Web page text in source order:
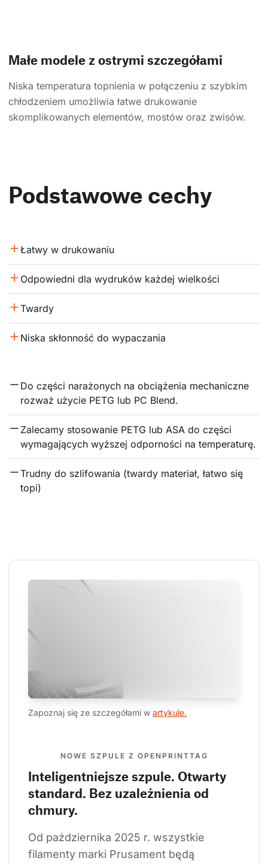
Małe modele z ostrymi szczegółami
Niska temperatura topnienia w połączeniu z szybkim
chłodzeniem umożliwia łatwe drukowanie
skomplikowanych elementów, mostów oraz zwisów.
Podstawowe cechy
Łatwy w drukowaniu
Odpowiedni dla wydruków każdej wielkości
Twardy
Niska skłonność do wypaczania
Do części narażonych na obciążenia mechaniczne
rozważ użycie PETG lub PC Blend.
Zalecamy stosowanie PETG lub ASA do części
wymagających wyższej odporności na temperaturę.
Trudny do szlifowania (twardy materiał, łatwo się
topi)
Zapoznaj się ze szczegółami w artykule.
NOWE SZPULE Z OPENPRINTTAG
Inteligentniejsze szpule. Otwarty
standard. Bez uzależnienia od
chmury.
Od października 2025 r. wszystkie
filamenty marki Prusament będą